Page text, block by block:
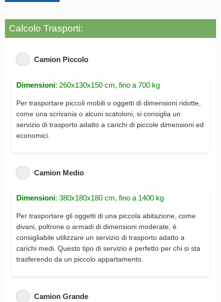
Calcolo Trasporti:
Camion Piccolo
Dimensioni: 260x130x150 cm, fino a 700 kg
Per trasportare piccoli mobili o oggetti di dimensioni ridotte,
come una scrivania o alcuni scatoloni, si consiglia un
servizio di trasporto adatto a carichi di piccole dimensioni ed
economici.
Camion Medio
Dimensioni: 380x180x180 cm, fino a 1400 kg
Per trasportare gli oggetti di una piccola abitazione, come
divani, poltrone o armadi di dimensioni moderate, è
consigliabile utilizzare un servizio di trasporto adatto a
carichi medi. Questo tipo di servizio è perfetto per chi si sta
trasferendo da un piccolo appartamento.
Camion Grande